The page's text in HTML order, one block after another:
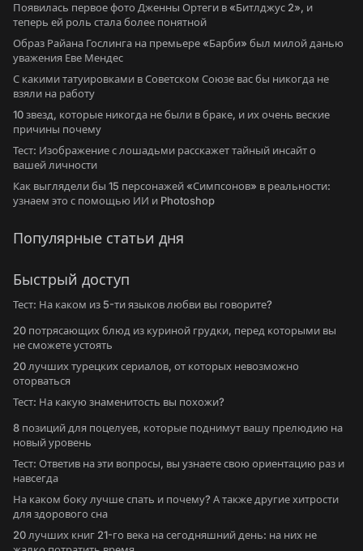
Появилась первое фото Дженны Ортеги в «Битлджус 2», и
теперь ей роль стала более понятной
Образ Райана Гослинга на премьере «Барби» был милой данью
уважения Еве Мендес
С какими татуировками в Советском Союзе вас бы никогда не
взяли на работу
10 звезд, которые никогда не были в браке, и их очень веские
причины почему
Тест: Изображение с лошадьми расскажет тайный инсайт о
вашей личности
Как выглядели бы 15 персонажей «Симпсонов» в реальности:
узнаем это с помощью ИИ и Photoshop
Популярные статьи дня
Быстрый доступ
Тест: На каком из 5-ти языков любви вы говорите?
20 потрясающих блюд из куриной грудки, перед которыми вы
не сможете устоять
20 лучших турецких сериалов, от которых невозможно
оторваться
Тест: На какую знаменитость вы похожи?
8 позиций для поцелуев, которые поднимут вашу прелюдию на
новый уровень
Тест: Ответив на эти вопросы, вы узнаете свою ориентацию раз и
навсегда
На каком боку лучше спать и почему? А также другие хитрости
для здорового сна
20 лучших книг 21-го века на сегодняшний день: на них не